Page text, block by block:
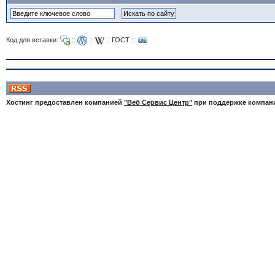
Код для вставки: :: :: :: ГОСТ::
Хостинг предоставлен компанией "Веб Сервис Центр"при поддержке